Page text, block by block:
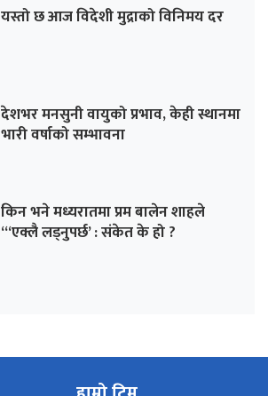
यस्तो छ आज विदेशी मुद्राको विनिमय दर
देशभर मनसुनी वायुको प्रभाव, केही स्थानमा
भारी वर्षाको सम्भावना
किन भने मध्यरातमा प्रम बालेन शाहले
“‘एक्लै लड्नुपर्छ’ : संकेत के हो ?